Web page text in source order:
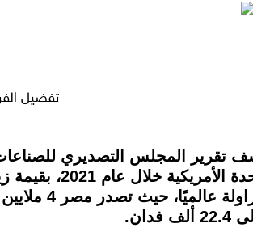
تفضيل
تقرير المجلس التصديري
من أكبر